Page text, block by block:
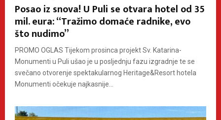
Posao iz snova! U Puli se otvara hotel od 35
mil. eura: “Tražimo domaće radnike, evo
što nudimo”
PROMO OGLAS Tijekom prosinca projekt Sv. Katarina-
Monumenti u Puli ušao je u posljednju fazu izgradnje te se
svečano otvorenje spektakularnog Heritage&Resort hotela
Monumenti očekuje najkasnije...